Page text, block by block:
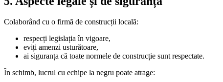
Colaborând cu o firmă de construcții locală:
respecți legislația în vigoare,
eviți amenzi usturătoare,
ai siguranța că toate normele de construcție sunt respectate.
În schimb, lucrul cu echipe la negru poate atrage: